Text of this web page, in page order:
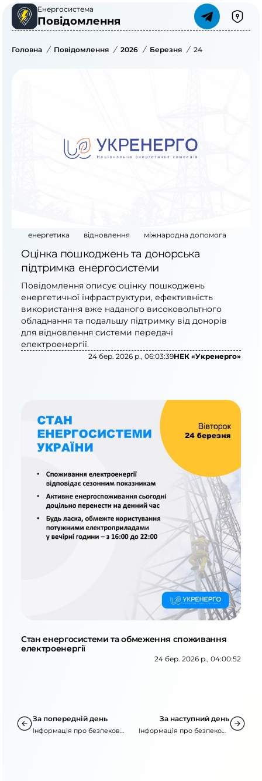
Енергосистема
Повідомлення
Стан енергосистеми та обмеження споживання
електроенергії
24 бер. 2026 р., 04:00:52
Головна / Повідомлення / 2026 / Березня / 24
енергетика відновлення міжнародна допомога
Оцінка пошкоджень та донорська
підтримка енергосистеми
Повідомлення описує оцінку пошкоджень
енергетичної інфраструктури, ефективність
використання вже наданого високовольтного
обладнання та подальшу підтримку від донорів
для відновлення системи передачі
електроенергії.
24 бер. 2026 р., 06:03:39НЕК «Укренерго»
За попередній день
Інформація про безпекову
За наступний день
Інформація про безпекову